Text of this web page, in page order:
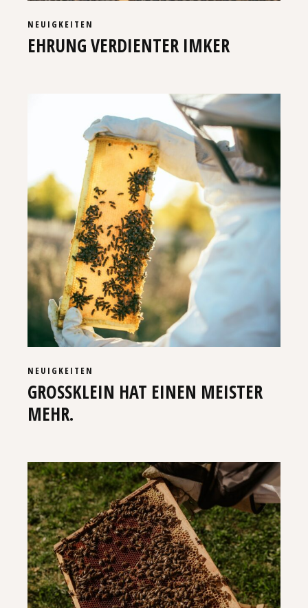
NEUIGKEITEN
EHRUNG VERDIENTER IMKER
NEUIGKEITEN
GROSSKLEIN HAT EINEN MEISTER M
EHR.